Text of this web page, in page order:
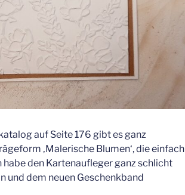
auf Seite 176 gibt es ganz
‚Malerische Blumen‘, die einfach
habe den Kartenaufleger ganz schlicht
und dem neuen Geschenkband